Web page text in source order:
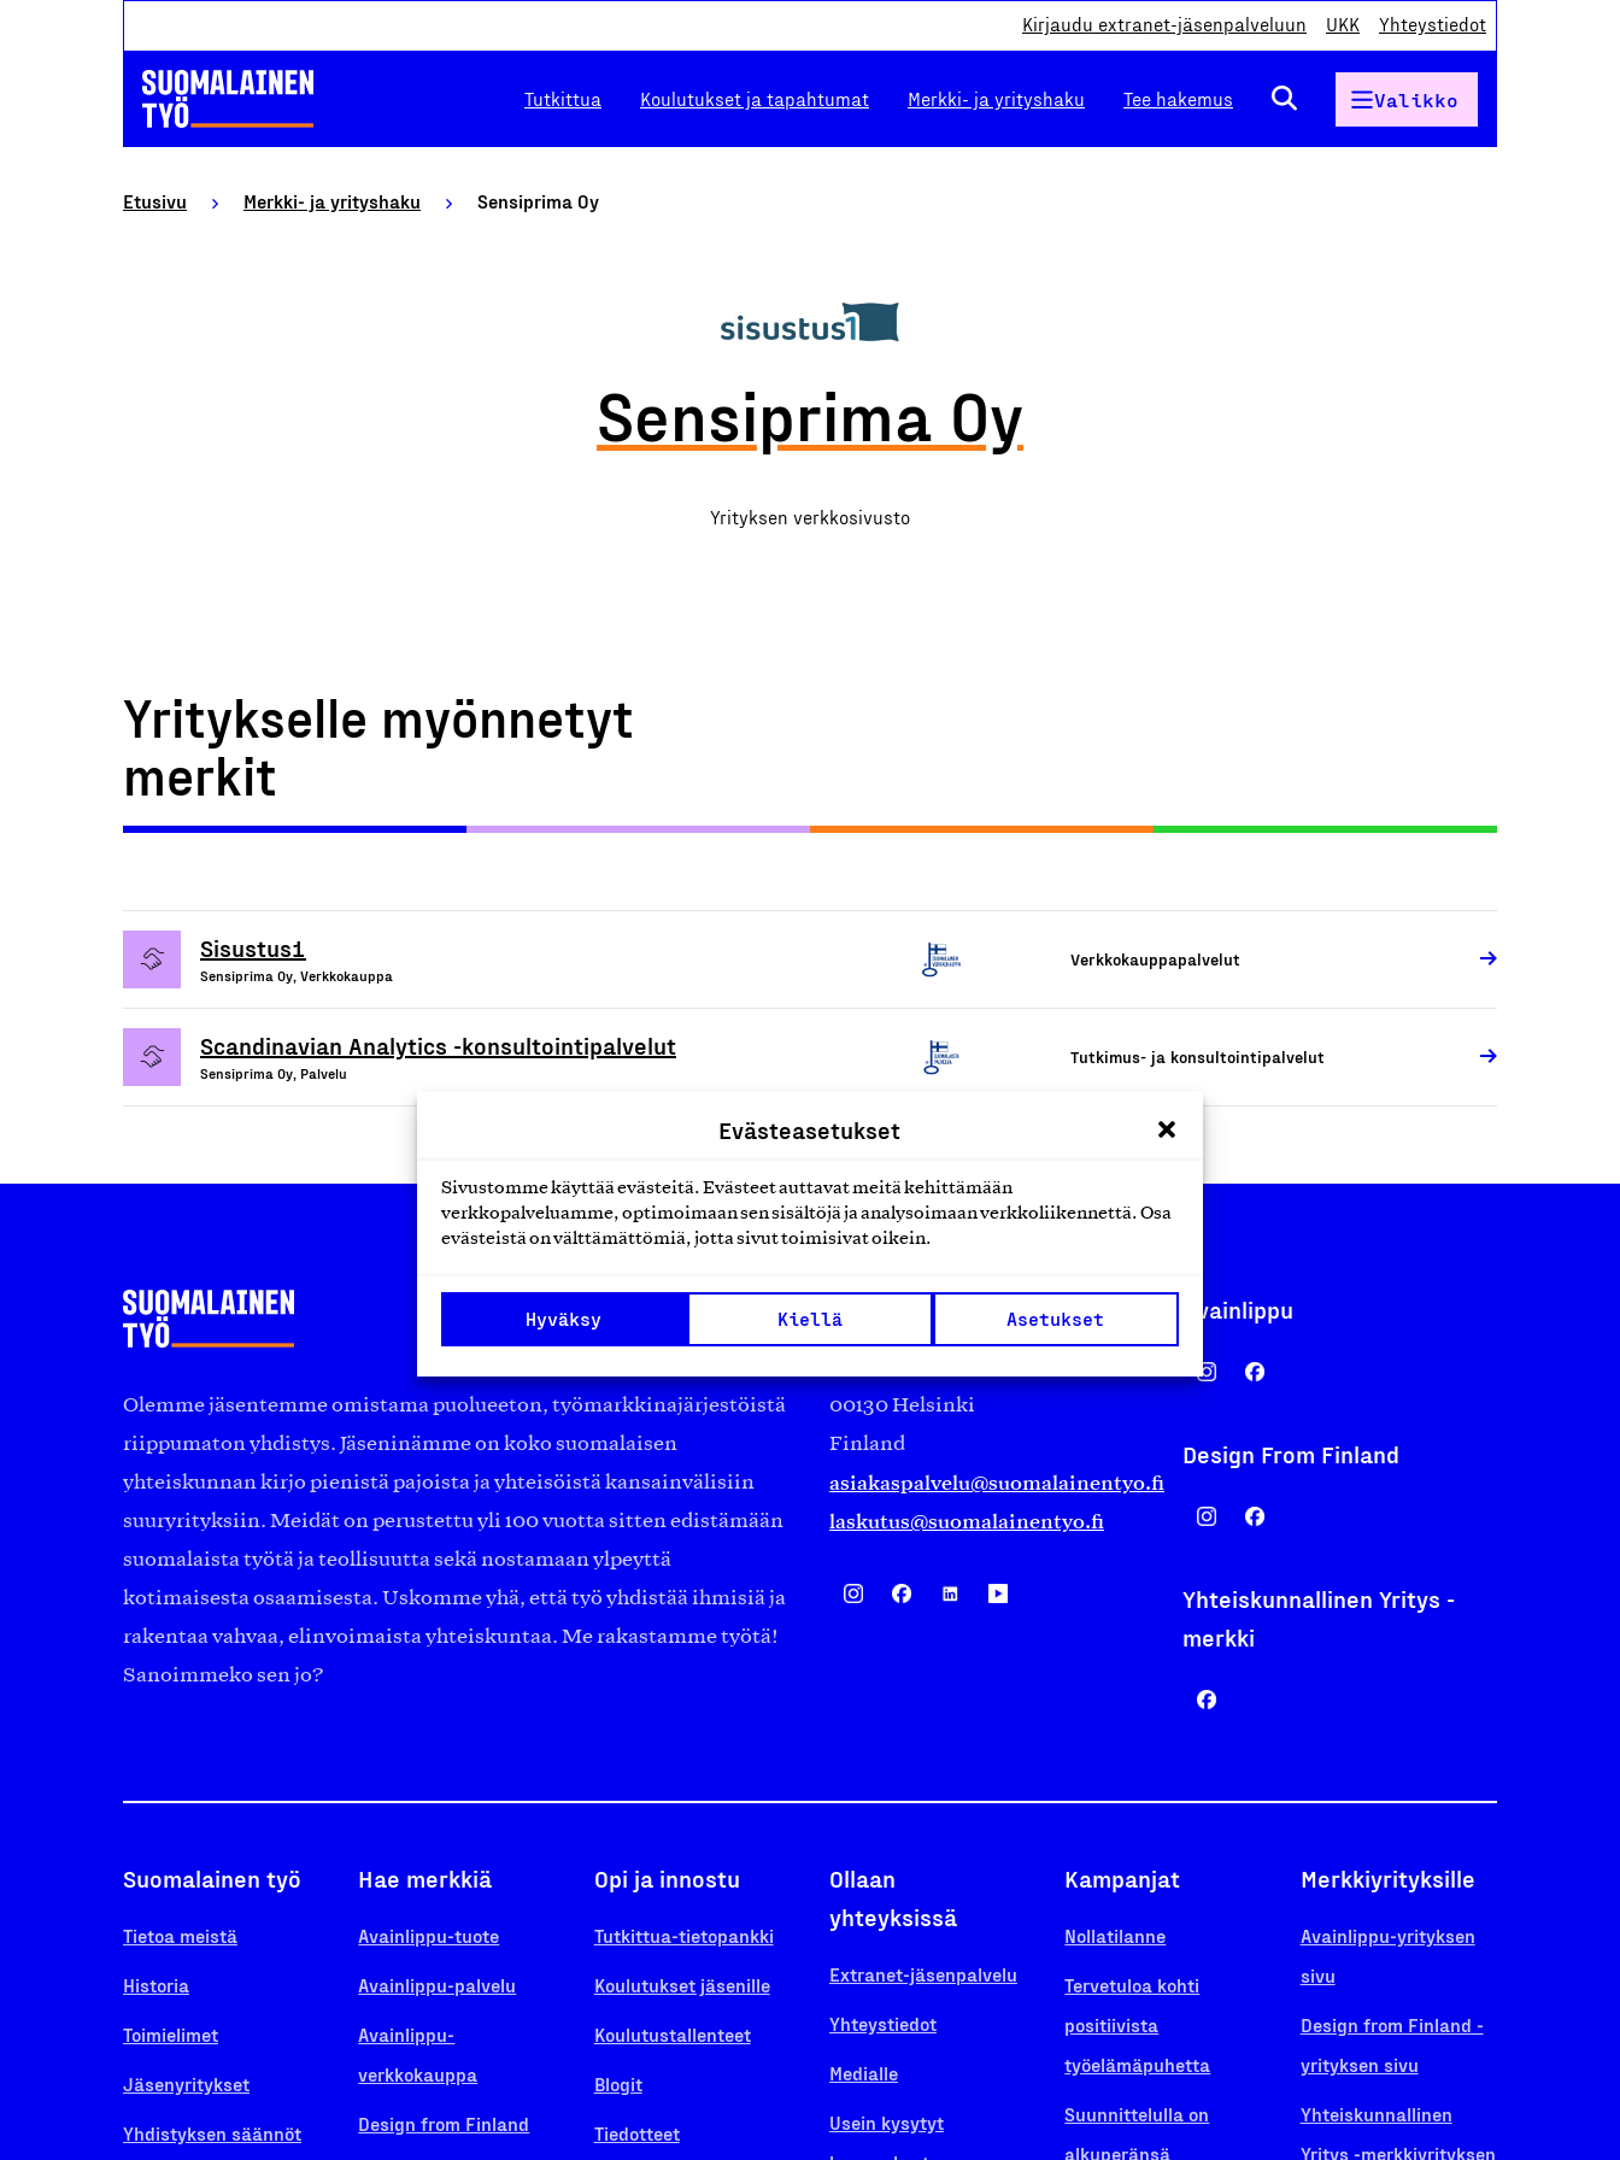
Evästeasetukset
Sivustomme käyttää evästeitä. Evästeet auttavat meitä kehittämään
verkkopalveluamme, optimoimaan sen sisältöjä ja analysoimaan verkkoliikennettä. Osa
evästeistä on välttämättömiä, jotta sivut toimisivat oikein.
Hyväksy Kiellä Asetukset
Kirjaudu extranet-jäsenpalveluun UKK Yhteystiedot
Tutkittua Koulutukset ja tapahtumat Merkki- ja yrityshaku Tee hakemus Valikko
Etusivu Merkki- ja yrityshaku Sensiprima Oy
Sensiprima Oy
Yrityksen verkkosivusto
Yritykselle myönnetyt
merkit
Sisustus1
Sensiprima Oy, Verkkokauppa
Verkkokauppapalvelut
Scandinavian Analytics -konsultointipalvelut
Sensiprima Oy, Palvelu
Tutkimus- ja konsultointipalvelut
Olemme jäsentemme omistama puolueeton, työmarkkinajärjestöistä
riippumaton yhdistys. Jäseninämme on koko suomalaisen
yhteiskunnan kirjo pienistä pajoista ja yhteisöistä kansainvälisiin
suuryrityksiin. Meidät on perustettu yli 100 vuotta sitten edistämään
suomalaista työtä ja teollisuutta sekä nostamaan ylpeyttä
kotimaisesta osaamisesta. Uskomme yhä, että työ yhdistää ihmisiä ja
rakentaa vahvaa, elinvoimaista yhteiskuntaa. Me rakastamme työtä!
Sanoimmeko sen jo?
Suomalainen työ ry
00130 Helsinki
Finland
asiakaspalvelu@suomalainentyo.fi
laskutus@suomalainentyo.fi
Avainlippu
Design From Finland
Yhteiskunnallinen Yritys -
merkki
Suomalainen työ
Tietoa meistä
Historia
Toimielimet
Jäsenyritykset
Yhdistyksen säännöt
Hae merkkiä
Avainlippu-tuote
Avainlippu-palvelu
Avainlippu-
verkkokauppa
Design from Finland
Opi ja innostu
Tutkittua-tietopankki
Koulutukset jäsenille
Koulutustallenteet
Blogit
Tiedotteet
Ollaan
yhteyksissä
Extranet-jäsenpalvelu
Yhteystiedot
Medialle
Usein kysytyt
Kampanjat
Nollatilanne
Tervetuloa kohti
positiivista
työelämäpuhetta
Suunnittelulla on
alkuperänsä
Merkkiyrityksille
Avainlippu-yrityksen
sivu
Design from Finland -
yrityksen sivu
Yhteiskunnallinen
Yritys -merkkiyrityksen